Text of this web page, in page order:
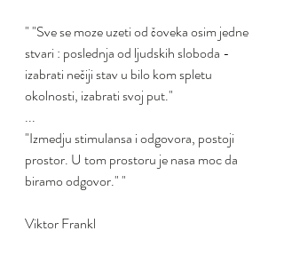
" "Sve se moze uzeti od čoveka osim jedne
stvari : poslednja od ljudskih sloboda -
izabrati nečiji stav u bilo kom spletu
okolnosti, izabrati svoj put."
...
"Izmedju stimulansa i odgovora, postoji
prostor. U tom prostoru je nasa moc da
biramo odgovor." "
Viktor Frankl